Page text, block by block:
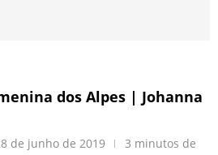
dos Alpes | Johanna
de junho de 2019
3 minutos de